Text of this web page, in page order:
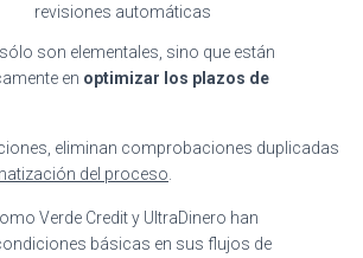
revisiones automáticas
son elementales, sino que están
en optimizar los plazos de
eliminan comprobaciones duplicadas
del proceso
Verde Credit y UltraDinero han
básicas en sus flujos de